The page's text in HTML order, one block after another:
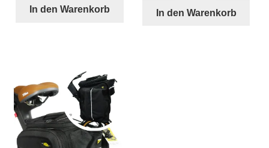
Lenkstangen
Rechts)
Menge
In den Warenkorb
für
In den Warenkorb